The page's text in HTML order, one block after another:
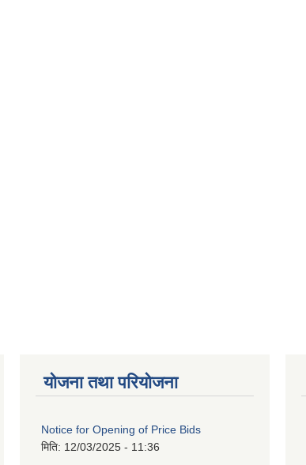
योजना तथा परियोजना
Notice for Opening of Price Bids
मिति: 12/03/2025 - 11:36